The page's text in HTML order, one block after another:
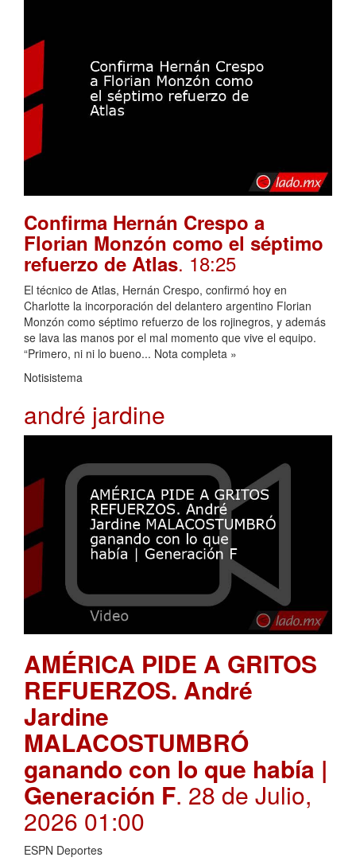
Confirma Hernán Crespo a
Florian Monzón como el séptimo
refuerzo de Atlas. 18:25
El técnico de Atlas, Hernán Crespo, confirmó hoy en
Charlotte la incorporación del delantero argentino Florian
Monzón como séptimo refuerzo de los rojinegros, y además
se lava las manos por el mal momento que vive el equipo.
“Primero, ni ni lo bueno... Nota completa »
Notisistema
andré jardine
AMÉRICA PIDE A GRITOS
REFUERZOS. André
Jardine
MALACOSTUMBRÓ
ganando con lo que había |
Generación F. 28 de Julio,
2026 01:00
ESPN Deportes